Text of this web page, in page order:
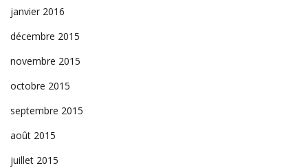
janvier 2016
décembre 2015
novembre 2015
octobre 2015
septembre 2015
août 2015
juillet 2015